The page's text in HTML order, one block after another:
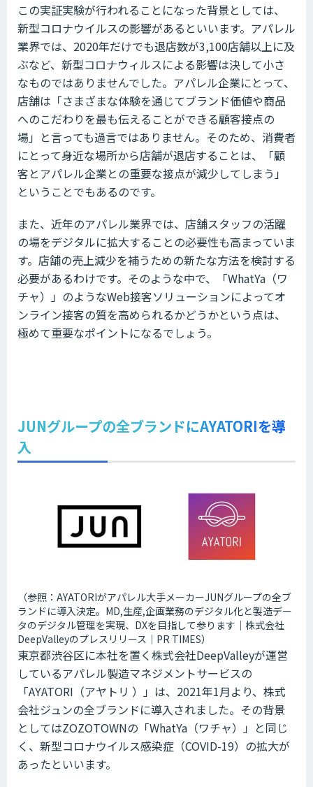
この実証実験が行われることになった背景としては、
新型コロナウイルスの影響があるといいます。アパレル
業界では、2020年だけでも退店数が3,100店舗以上に及
ぶなど、新型コロナウィルスによる影響は決して小さ
なものではありませんでした。アパレル企業にとって、
店舗は「さまざまな体験を通じてブランド価値や商品
へのこだわりを最も伝えることができる顧客接点の
場」と言っても過言ではありません。そのため、消費者
にとって身近な場所から店舗が退店することは、「顧
客とアパレル企業との重要な接点が減少してしまう」
ということでもあるのです。
また、近年のアパレル業界では、店舗スタッフの活躍
の場をデジタルに拡大することの必要性も高まっていま
す。店舗の売上減少を補うための新たな方法を検討する
必要があるわけです。そのような中で、「WhatYa（ワ
チャ）」のようなWeb接客ソリューションによってオ
ンライン接客の質を高められるかどうかという点は、
極めて重要なポイントになるでしょう。
JUNグループの全ブランドにAYATORIを導
入
（参照：AYATORIがアパレル大手メーカーJUNグループの全ブ
ランドに導入決定。MD,生産,企画業務のデジタル化と製造デー
タのデジタル管理を実現、DXを目指して参ります｜株式会社
DeepValleyのプレスリリース｜PR TIMES）
東京都渋谷区に本社を置く株式会社DeepValleyが運営
しているアパレル製造マネジメントサービスの
「AYATORI（アヤトリ ）」は、2021年1月より、株式
会社ジュンの全ブランドに導入されました。その背景
としてはZOZOTOWNの「WhatYa（ワチャ）」と同じ
く、新型コロナウイルス感染症（COVID-19）の拡大が
あったといいます。